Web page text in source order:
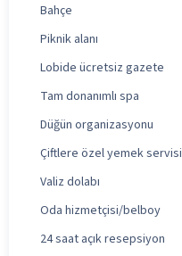
Bahçe
Piknik alanı
Lobide ücretsiz gazete
Tam donanımlı spa
Düğün organizasyonu
Çiftlere özel yemek servisi
Valiz dolabı
Oda hizmetçisi/belboy
24 saat açık resepsiyon